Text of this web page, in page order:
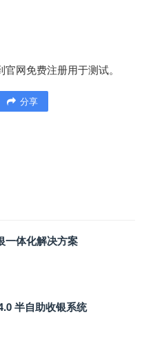
网免费注册用于测试。
分享
一体化解决方案
半自助收银系统